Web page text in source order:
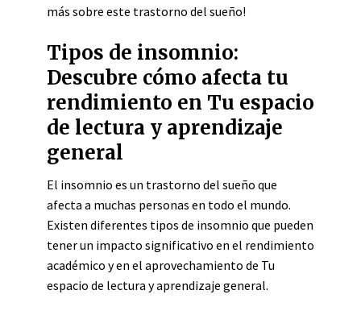
más sobre este trastorno del sueño!
Tipos de insomnio:
Descubre cómo afecta tu
rendimiento en Tu espacio
de lectura y aprendizaje
general
El insomnio es un trastorno del sueño que
afecta a muchas personas en todo el mundo.
Existen diferentes tipos de insomnio que pueden
tener un impacto significativo en el rendimiento
académico y en el aprovechamiento de Tu
espacio de lectura y aprendizaje general.